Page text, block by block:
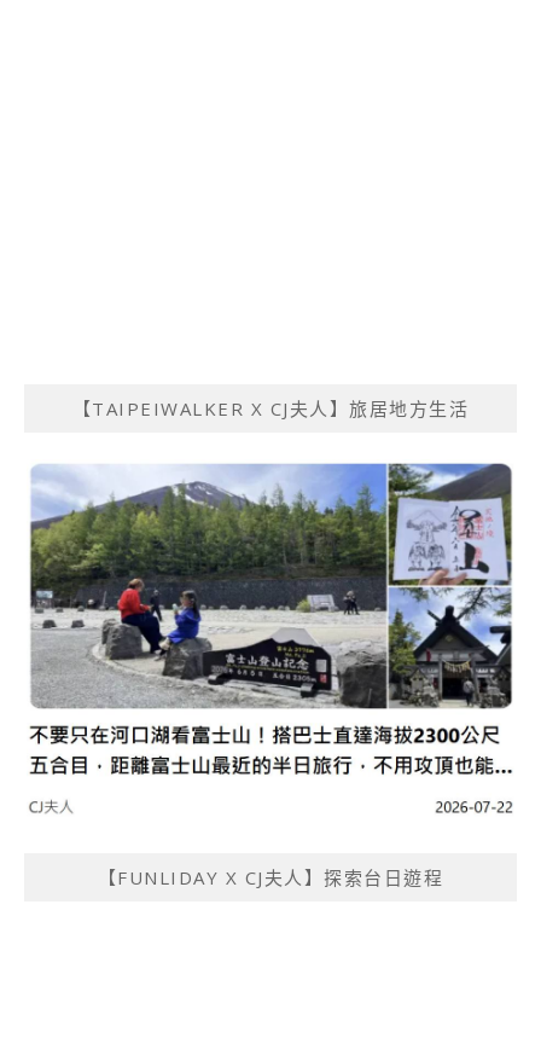
【TAIPEIWALKER X CJ夫人】旅居地方生活
【FUNLIDAY X CJ夫人】探索台日遊程